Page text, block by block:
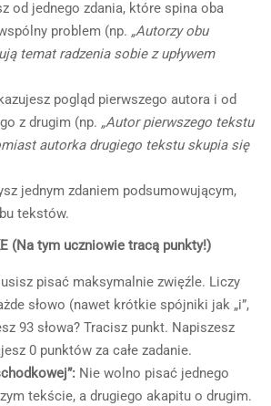
od jednego zdania, które spina oba
problem (np. „Autorzy obu
temat radzenia sobie z upływem
pogląd pierwszego autora i od
z drugim (np. „Autor pierwszego tekstu
autorka drugiego tekstu skupia się
jednym zdaniem podsumowującym,
tekstów.
(Na tym uczniowie tracą punkty!)
pisać maksymalnie zwięźle. Liczy
słowo (nawet krótkie spójniki jak „i”,
93 słowa? Tracisz punkt. Napiszesz
0 punktów za całe zadanie.
Nie wolno pisać jednego
tekście, a drugiego akapitu o drugim.